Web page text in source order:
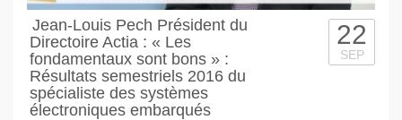
Jean-Louis Pech Président du
Directoire Actia : « Les
fondamentaux sont bons » :
Résultats semestriels 2016 du
spécialiste des systèmes
électroniques embarqués
22
SEP